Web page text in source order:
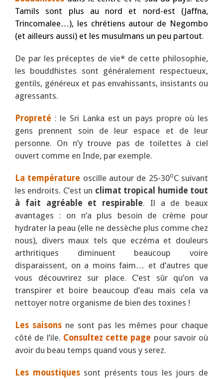
Tamils sont plus au nord et nord-est (Jaffna,
Trincomalee…), les chrétiens autour de Negombo
(et ailleurs aussi) et les musulmans un peu partout.
De par les préceptes de vie* de cette philosophie,
les bouddhistes sont généralement respectueux,
gentils, généreux et pas envahissants, insistants ou
agressants.
Propreté : le Sri Lanka est un pays propre où les
gens prennent soin de leur espace et de leur
personne. On n’y trouve pas de toilettes à ciel
ouvert comme en Inde, par exemple.
La température oscille autour de 25-30oC suivant
les endroits. C’est un climat tropical humide tout
à fait agréable et respirable. Il a de beaux
avantages : on n’a plus besoin de crème pour
hydrater la peau (elle ne dessèche plus comme chez
nous), divers maux tels que eczéma et douleurs
arthritiques diminuent beaucoup voire
disparaissent, on a moins faim… et d’autres que
vous découvrirez sur place. C’est sûr qu’on va
transpirer et boire beaucoup d’eau mais cela va
nettoyer notre organisme de bien des toxines !
Les saisons ne sont pas les mêmes pour chaque
côté de l’ile. Consultez cette page pour savoir où
avoir du beau temps quand vous y serez.
Les moustiquessont présents tous les jours de